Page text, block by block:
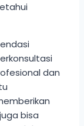
dan
bisa